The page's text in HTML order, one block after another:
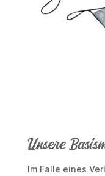
Unsere
Im Falle eines